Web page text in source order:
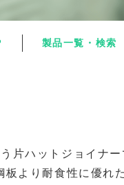
製品一覧・検索
片ハットジョイナー
板より耐食性に優れ